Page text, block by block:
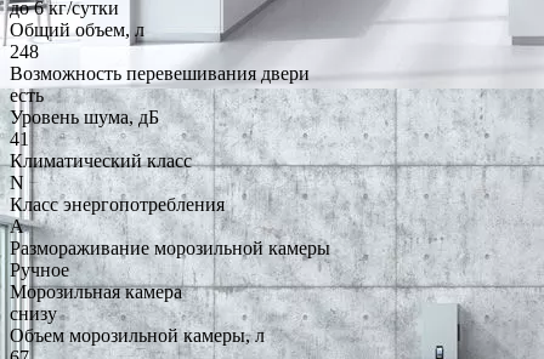
до 6 кг/cутки
Общий объем, л
248
Возможность перевешивания двери
есть
Уровень шума, дБ
41
Климатический класс
N
Класс энергопотребления
A
Размораживание морозильной камеры
Ручное
Морозильная камера
снизу
Объем морозильной камеры, л